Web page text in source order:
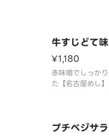
牛すじどて
¥1,180
赤味噌でしっか
た【名古屋めし
プチベジサ